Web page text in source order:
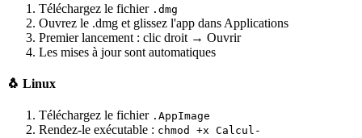
Téléchargez le fichier .dmg
Ouvrez le .dmg et glissez l'app dans Applications
Premier lancement : clic droit → Ouvrir
Les mises à jour sont automatiques
🐧 Linux
Téléchargez le fichier .AppImage
Rendez-le exécutable : chmod +x Calcul-